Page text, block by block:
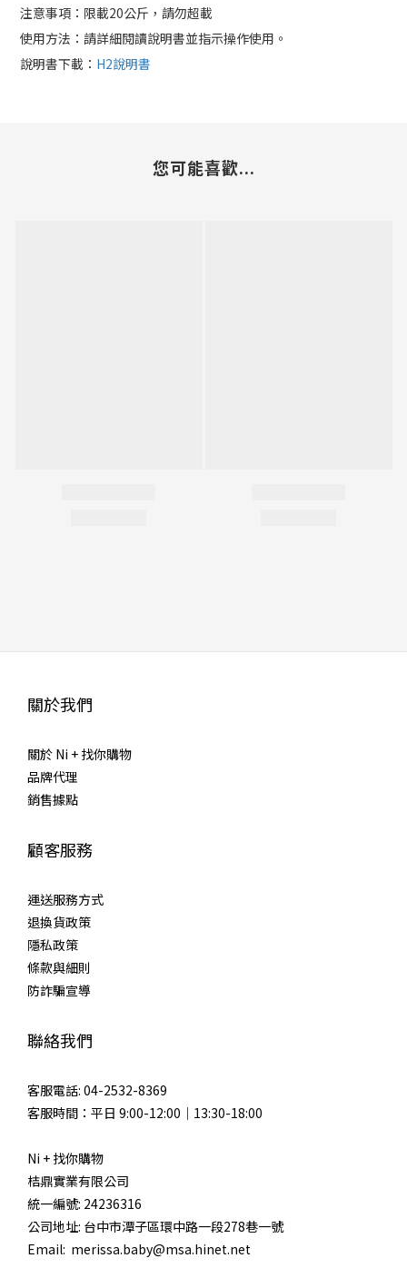
注意事項：限載20公斤，請勿超載
使用方法：請詳細閱讀說明書並指示操作使用。
說明書下載： H2說明書
您可能喜歡...
關於我們
關於 Ni + 找你購物
品牌代理
銷售據點
顧客服務
運送服務方式
退換貨政策
隱私政策
條款與細則
防詐騙宣導
聯絡我們
客服電話: 04-2532-8369
客服時間：平日 9:00-12:00｜13:30-18:00
Ni + 找你購物
桔鼎實業有限公司
統一編號: 24236316
公司地址: 台中市潭子區環中路一段278巷一號
Email: merissa.baby@msa.hinet.net